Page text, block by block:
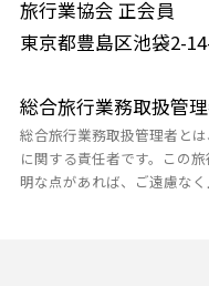
旅行業協会 正会員
東京都豊島区池袋2-
総合旅行業務取扱管
総合旅行業務取扱管理者と
に関する責任者です。この
明な点があれば、ご遠慮な